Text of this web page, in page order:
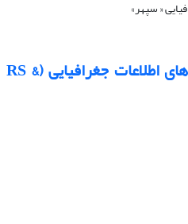
سنجش از دور و سیستم‏ هاى اطلاعات جغرافیایى (RS &